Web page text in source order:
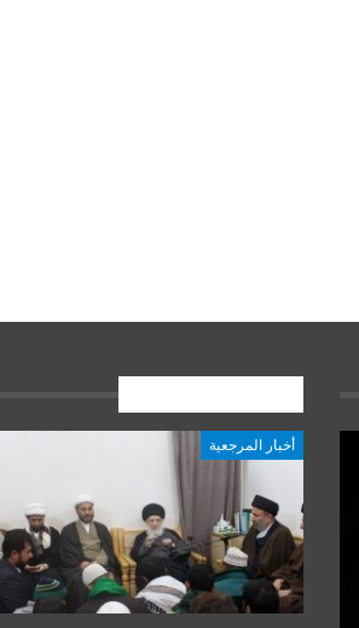
أخبار المرجعية